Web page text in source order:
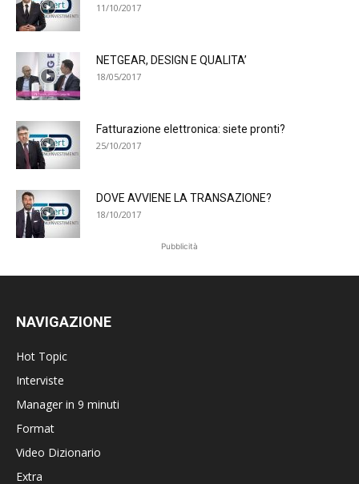
11/10/2017
NETGEAR, DESIGN E QUALITA’
18/05/2017
Fatturazione elettronica: siete pronti?
25/10/2017
DOVE AVVIENE LA TRANSAZIONE?
18/10/2017
Pubblicità
NAVIGAZIONE
Hot Topic
Interviste
Manager in 9 minuti
Format
Video Dizionario
Extra